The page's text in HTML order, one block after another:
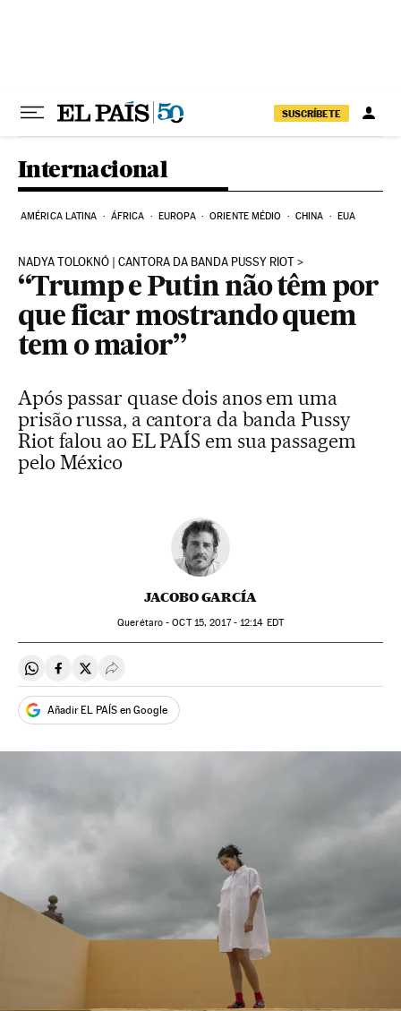
SUSCRÍBETE
Internacional
AMÉRICA LATINA ÁFRICA EUROPA ORIENTE MÉDIO CHINA EUA
NADYA TOLOKNÓ | CANTORA DA BANDA PUSSY RIOT
“Trump e Putin não têm por
que ficar mostrando quem
tem o maior”
Após passar quase dois anos em uma
prisão russa, a cantora da banda Pussy
Riot falou ao EL PAÍS em sua passagem
pelo México
JACOBO GARCÍA
Querétaro -OCT15, 2017 - 12:14 EDT
Compartir en Whatsapp
Compartir en Facebook
Compartir en Twitter
Desplegar Redes Sociales
Añadir EL PAÍS en Google